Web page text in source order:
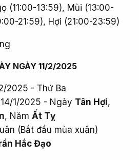
(11:00-13:59), Mùi (13:00-
21:59), Hợi (21:00-23:59)
NGÀY 11/2/2025​
2025 - Thứ Ba
1/2025 - Ngày Tân Hợi,
, Năm Ất Tỵ
(Bắt đầu mùa xuân)
Hắc Đạo